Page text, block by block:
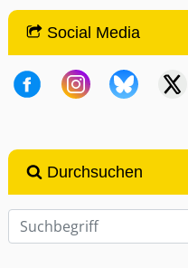
Social Media
Durchsuchen